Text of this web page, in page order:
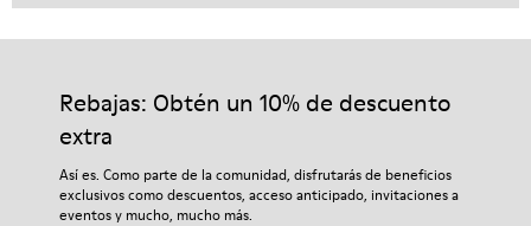
Rebajas: Obtén un 10% de descuento
extra
Así es. Como parte de la comunidad, disfrutarás de beneficios
exclusivos como descuentos, acceso anticipado, invitaciones a
eventos y mucho, mucho más.